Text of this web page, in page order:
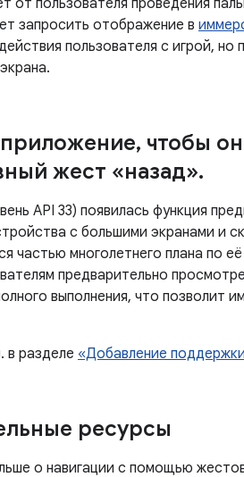
от пользователя проведения
запросить отображение в
пользователя с игрой,
, чтобы
жест «назад».
API 33) появилась функция
с большими экранами и
частью многолетнего плана по
предварительно
выполнения, что позволит
в разделе «Добавление
ресурсы
о навигации с помощью